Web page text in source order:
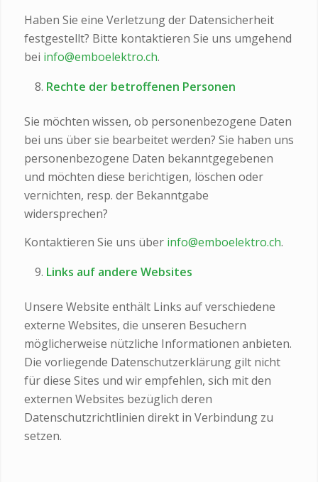
Haben Sie eine Verletzung der Datensicherheit
festgestellt? Bitte kontaktieren Sie uns umgehend
bei info@emboelektro.ch.
Rechte der betroffenen Personen
Sie möchten wissen, ob personenbezogene Daten
bei uns über sie bearbeitet werden? Sie haben uns
personenbezogene Daten bekanntgegebenen
und möchten diese berichtigen, löschen oder
vernichten, resp. der Bekanntgabe
widersprechen?
Kontaktieren Sie uns über info@emboelektro.ch.
Links auf andere Websites
Unsere Website enthält Links auf verschiedene
externe Websites, die unseren Besuchern
möglicherweise nützliche Informationen anbieten.
Die vorliegende Datenschutzerklärung gilt nicht
für diese Sites und wir empfehlen, sich mit den
externen Websites bezüglich deren
Datenschutzrichtlinien direkt in Verbindung zu
setzen.